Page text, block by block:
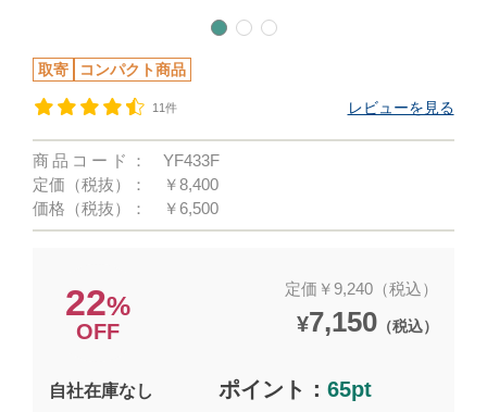
取寄 コンパクト商品
11件 レビューを見る
商品コード：
YF433F
定価（税抜）：
￥8,400
価格（税抜）：
￥6,500
22%
OFF
定価￥9,240（税込）
¥7,150（税込）
自社在庫なし ポイント：65pt